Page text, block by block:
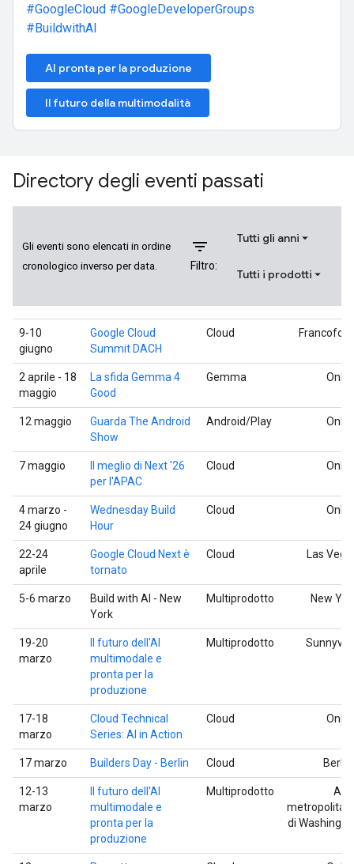
#GoogleCloud #GoogleDeveloperGroups
#BuildwithAI
AI pronta per la produzione
Il futuro della multimodalità
Directory degli eventi passati
Gli eventi sono elencati in ordine
cronologico inverso per data.
filter_list
Filtro:
Tutti gli anni
Tutti i prodotti
9-10
giugno
Google Cloud
Summit DACH
Cloud
2 aprile - 18
maggio
La sfida Gemma 4
Good
Gemma
12 maggio
Guarda The Android
Show
Android/Play
7 maggio
Il meglio di Next '26
per l'APAC
Cloud
4 marzo -
24 giugno
Wednesday Build
Hour
Cloud
22-24
aprile
Google Cloud Next è
tornato
Cloud Las
5-6 marzo
Build with AI - New
York
Multiprodotto New
19-20
marzo
Il futuro dell'AI
multimodale e
pronta per la
produzione
Multiprodotto
17-18
marzo
Cloud Technical
Series: AI in Action
Cloud
17 marzo Builders Day - Berlin Cloud
12-13
marzo
Il futuro dell'AI
multimodale e
pronta per la
produzione
Multiprodotto
di